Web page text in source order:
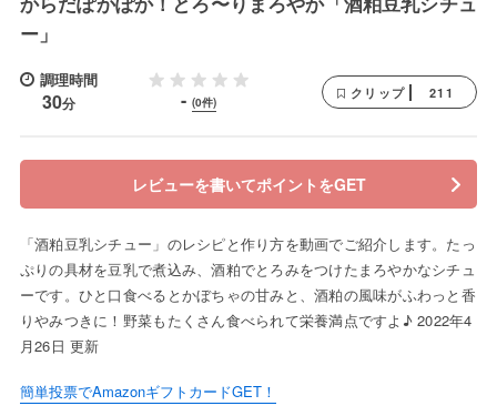
ー」
調理時間
30分 - (0件)
クリップ 211
レビューを書いてポイントをGET
「酒粕豆乳シチュー」のレシピと作り方を動画でご紹介します。たっ
ぷりの具材を豆乳で煮込み、酒粕でとろみをつけたまろやかなシチュ
ーです。ひと口食べるとかぼちゃの甘みと、酒粕の風味がふわっと香
りやみつきに！野菜もたくさん食べられて栄養満点ですよ♪ 2022年4
月26日 更新
簡単投票でAmazonギフトカードGET！